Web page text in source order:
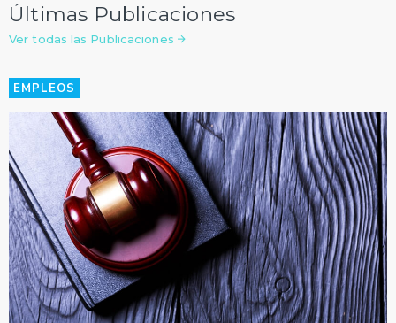
Últimas Publicaciones
Ver todas las Publicaciones
EMPLEOS